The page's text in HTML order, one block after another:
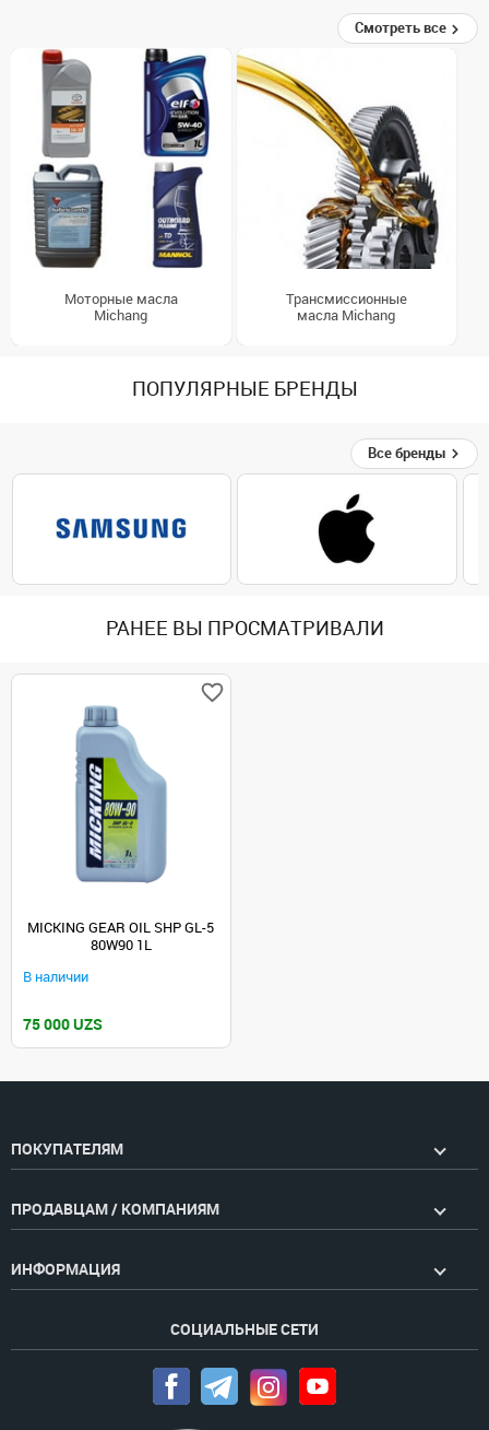
Смотреть все
Моторные масла
Michang
Трансмиссионные
масла Michang
ПОПУЛЯРНЫЕ БРЕНДЫ
Все бренды
РАНЕЕ ВЫ ПРОСМАТРИВАЛИ
MICKING GEAR OIL SHP GL-5
80W90 1L
В наличии
75 000 UZS
ПОКУПАТЕЛЯМ
ПРОДАВЦАМ / КОМПАНИЯМ
ИНФОРМАЦИЯ
СОЦИАЛЬНЫЕ СЕТИ